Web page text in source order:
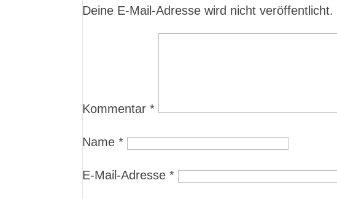
Deine E-Mail-Adresse wird nicht veröffentlicht.
Kommentar*
Name*
E-Mail-Adresse*